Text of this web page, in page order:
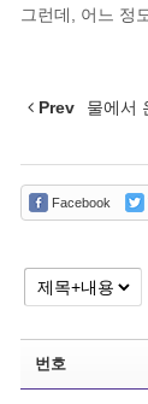
그런데, 어느 정
Prev 물에서
Facebook
번호